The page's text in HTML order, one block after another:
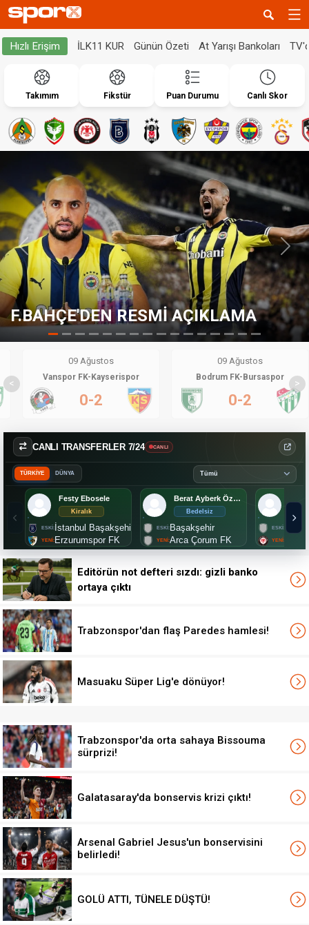
Hızlı Erişim İLK11 KUR Günün Özeti At Yarışı Bankoları
Takımım Fikstür Puan Durumu Canlı Skor
TRANSFERDE KARAR
Geri İleri
<
09 Ağustos
Vanspor FK-Kayserispor
0-2
09 Ağustos
Bodrum FK-Bursaspor
0-2
>
CANLI TRANSFERLER 7/24 CANLI
TÜRKİYE DÜNYA
Festy Ebosele
Kiralık
İstanbul Başakşehir
Erzurumspor FK
Berat Ayberk Özdemir
Bedelsiz
Başakşehir
Arca Çorum FK
Editörün not defteri sızdı: gizli banko
ortaya çıktı
Trabzonspor'dan flaş Paredes hamlesi!
Masuaku Süper Lig'e dönüyor!
Trabzonspor'da orta sahaya Bissouma
sürprizi!
Galatasaray'da bonservis krizi çıktı!
Arsenal Gabriel Jesus'un bonservisini
belirledi!
GOLÜ ATTI, TÜNELE DÜŞTÜ!